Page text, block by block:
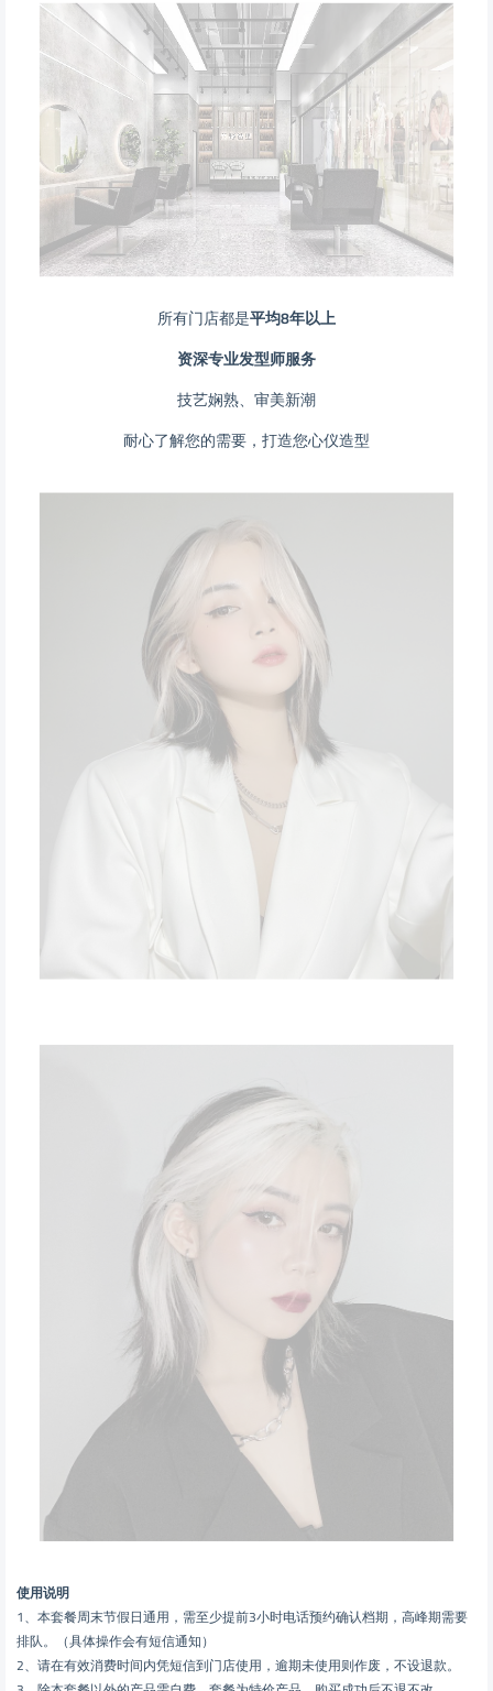
所有门店都是平均8年以上
资深专业发型师服务
技艺娴熟、审美新潮
耐心了解您的需要，打造您心仪造型
使用说明
1、本套餐周末节假日通用，需至少提前3小时电话预约确认档期，高峰期需要
排队。（具体操作会有短信通知）
2、请在有效消费时间内凭短信到门店使用，逾期未使用则作废，不设退款。